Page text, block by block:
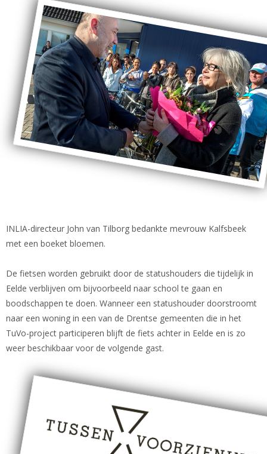
INLIA-directeur John van Tilborg bedankte mevrouw Kalfsbeek
met een boeket bloemen.
De fietsen worden gebruikt door de statushouders die tijdelijk in
Eelde verblijven om bijvoorbeeld naar school te gaan en
boodschappen te doen. Wanneer een statushouder doorstroomt
naar een woning in een van de Drentse gemeenten die in het
TuVo-project participeren blijft de fiets achter in Eelde en is zo
weer beschikbaar voor de volgende gast.